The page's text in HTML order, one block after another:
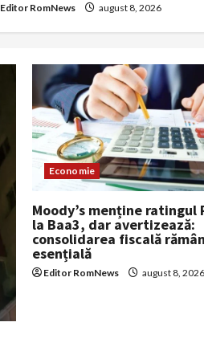
Editor RomNews august 8, 2026
Economie
Moody’s menține ratingul
la Baa3, dar avertizează:
consolidarea fiscală
esențială
Editor RomNews august 8, 2026